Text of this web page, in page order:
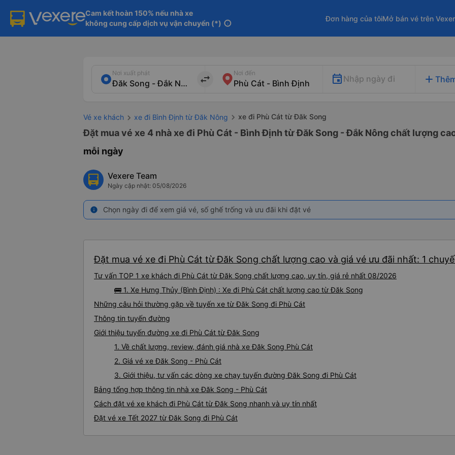
Cam kết hoàn 150% nếu nhà xe
không cung cấp dịch vụ vận chuyển (*) info
Đơn hàng của tôiMở bán vé trên
Nơi xuất phát
import_export
Nơi đến
Nhập ngày đi add
Vé xe khách xe đi Bình Định từ Đăk Nông xe đi Phù Cát từ Đăk Song
Đặt mua vé xe 4 nhà xe đi Phù Cát - Bình Định từ Đăk Song - Đắk Nông chất lượng
mỗi ngày
Vexere Team
Ngày cập nhật: 05/08/2026
info Chọn ngày đi để xem giá vé, số ghế trống và ưu đãi khi đặt vé
Đặt mua vé xe đi Phù Cát từ Đăk Song chất lượng cao và giá vé ưu đãi nhất: 1
Tư vấn TOP 1 xe khách đi Phù Cát từ Đăk Song chất lượng cao, uy tín, giá rẻ nhất 08/2026
🚌 1. Xe Hưng Thủy (Bình Định) : Xe đi Phù Cát chất lượng cao từ Đăk Song
Những câu hỏi thường gặp về tuyến xe từ Đăk Song đi Phù Cát
Thông tin tuyến đường
Giới thiệu tuyến đường xe đi Phù Cát từ Đăk Song
1. Về chất lượng, review, đánh giá nhà xe Đăk Song Phù Cát
2. Giá vé xe Đăk Song - Phù Cát
3. Giới thiệu, tư vấn các dòng xe chạy tuyến đường Đăk Song đi Phù Cát
Bảng tổng hợp thông tin nhà xe Đăk Song - Phù Cát
Cách đặt vé xe khách đi Phù Cát từ Đăk Song nhanh và uy tín nhất
Đặt vé xe Tết 2027 từ Đăk Song đi Phù Cát